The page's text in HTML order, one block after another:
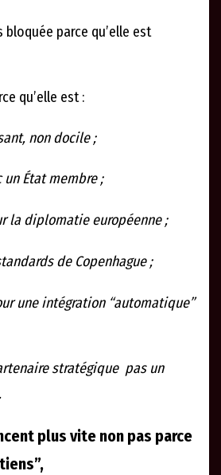
bloquée parce qu’elle est
qu’elle est :
non docile ;
État membre ;
la diplomatie européenne ;
de Copenhague ;
une intégration “automatique”
stratégique pas un
plus vite non pas parce